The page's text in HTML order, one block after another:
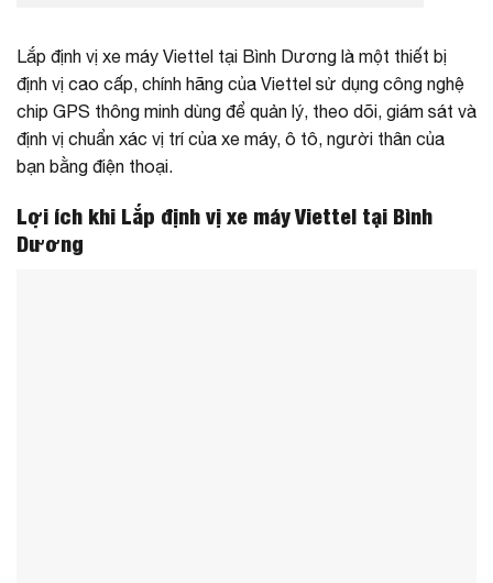
Lắp định vị xe máy Viettel tại Bình Dương là một thiết bị
định vị cao cấp, chính hãng của Viettel sử dụng công nghệ
chip GPS thông minh dùng để quản lý, theo dõi, giám sát và
định vị chuẩn xác vị trí của xe máy, ô tô, người thân của
bạn bằng điện thoại.
Lợi ích khi Lắp định vị xe máy Viettel tại Bình
Dương